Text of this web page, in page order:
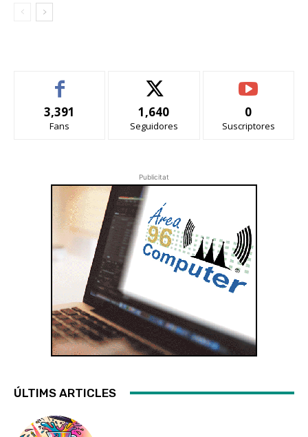
3,391
Fans
1,640
Seguidores
0
Suscriptores
Publicitat
ÚLTIMS ARTICLES